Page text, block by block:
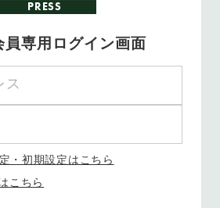
PRESS
員専用ログイン画面
・初期設定はこちら
こちら